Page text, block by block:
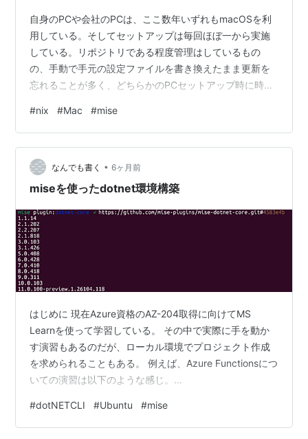
自身のPCや会社のPCは、ここ数年いずれもmacOSを利
用している。そしてセットアップは毎回ほぼ一から実施
している。リポジトリである程度管理はしているもの
の、手動で手元の設定ファイルを書き換えたまま更新を
忘れることが多く、どちらかのPCセットアップ時に時間
ッケージマネージャーはbrewを利用している。前のPCで
管理されているアプリケーションをbrew listで確認後、
必要なものだけを新しいPCでインストールしているた
め、確認の手間がかかっていた。直接バイナリを配置し
ているアプリケーションもあり、これらは利用直前まで
#nix #Mac #mise
なんでも書く • 6ヶ月前
miseを使ったdotnet環境構築
はじめに 現在Azure資格のAZ-204取得に向けてMS
Learnを使って学習している。 その中で実際に手を動か
す演習もあるのだが、ローカル環境でプロジェクト作成
を求められることもある。 例えば、Azure Functionsにつ
いての演習は以下のような感じ。
頼りにやってきていたが、実際の試験では選択肢問題だ
けではなく、サービスを作成するための手順を選んだり
#dotNETCLI #Ubuntu #mise